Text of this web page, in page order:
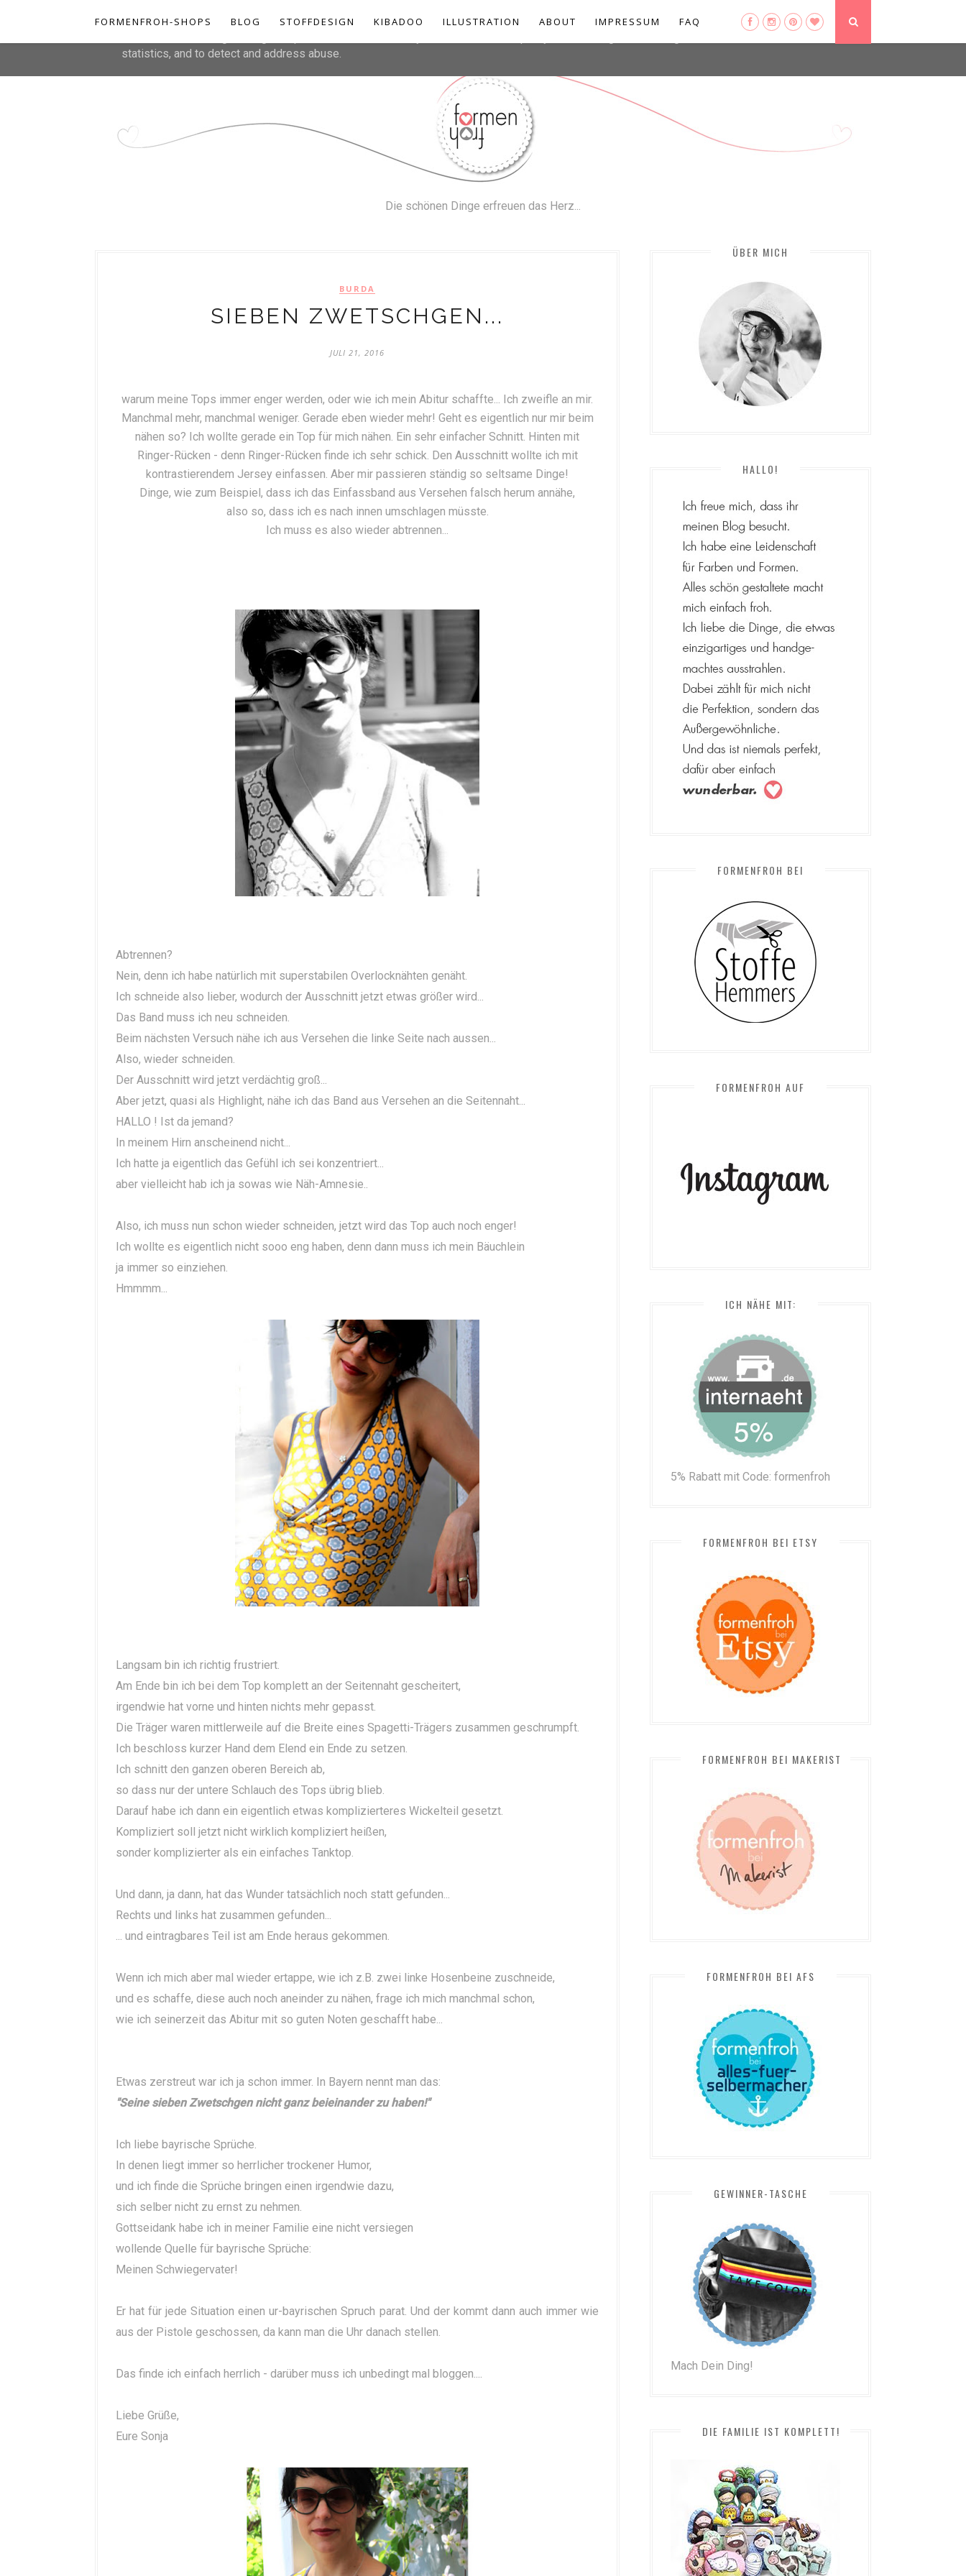
FORMENFROH-SHOPS BLOG STOFFDESIGN KIBADOO ILLUSTRATION ABOUT IMPRESSUM FAQ
Die schönen Dinge erfreuen das Herz...
BURDA
SIEBEN ZWETSCHGEN...
JULI 21, 2016
warum meine Tops immer enger werden, oder wie ich mein Abitur schaffte... Ich zweifle an mir.
Manchmal mehr, manchmal weniger. Gerade eben wieder mehr! Geht es eigentlich nur mir beim
nähen so? Ich wollte gerade ein Top für mich nähen. Ein sehr einfacher Schnitt. Hinten mit
Ringer-Rücken - denn Ringer-Rücken finde ich sehr schick. Den Ausschnitt wollte ich mit
kontrastierendem Jersey einfassen. Aber mir passieren ständig so seltsame Dinge!
Dinge, wie zum Beispiel, dass ich das Einfassband aus Versehen falsch herum annähe,
also so, dass ich es nach innen umschlagen müsste.
Ich muss es also wieder abtrennen...
Abtrennen?
Nein, denn ich habe natürlich mit superstabilen Overlocknähten genäht.
Ich schneide also lieber, wodurch der Ausschnitt jetzt etwas größer wird...
Das Band muss ich neu schneiden.
Beim nächsten Versuch nähe ich aus Versehen die linke Seite nach aussen...
Also, wieder schneiden.
Der Ausschnitt wird jetzt verdächtig groß...
Aber jetzt, quasi als Highlight, nähe ich das Band aus Versehen an die Seitennaht...
HALLO ! Ist da jemand?
In meinem Hirn anscheinend nicht...
Ich hatte ja eigentlich das Gefühl ich sei konzentriert...
aber vielleicht hab ich ja sowas wie Näh-Amnesie..
Also, ich muss nun schon wieder schneiden, jetzt wird das Top auch noch enger!
Ich wollte es eigentlich nicht sooo eng haben, denn dann muss ich mein Bäuchlein
ja immer so einziehen.
Hmmmm...
Langsam bin ich richtig frustriert.
Am Ende bin ich bei dem Top komplett an der Seitennaht gescheitert,
irgendwie hat vorne und hinten nichts mehr gepasst.
Die Träger waren mittlerweile auf die Breite eines Spagetti-Trägers zusammen geschrumpft.
Ich beschloss kurzer Hand dem Elend ein Ende zu setzen.
Ich schnitt den ganzen oberen Bereich ab,
so dass nur der untere Schlauch des Tops übrig blieb.
Darauf habe ich dann ein eigentlich etwas komplizierteres Wickelteil gesetzt.
Kompliziert soll jetzt nicht wirklich kompliziert heißen,
sonder komplizierter als ein einfaches Tanktop.
Und dann, ja dann, hat das Wunder tatsächlich noch statt gefunden...
Rechts und links hat zusammen gefunden...
... und eintragbares Teil ist am Ende heraus gekommen.
Wenn ich mich aber mal wieder ertappe, wie ich z.B. zwei linke Hosenbeine zuschneide,
und es schaffe, diese auch noch aneinder zu nähen, frage ich mich manchmal schon,
wie ich seinerzeit das Abitur mit so guten Noten geschafft habe...
Etwas zerstreut war ich ja schon immer. In Bayern nennt man das:
"Seine sieben Zwetschgen nicht ganz beieinander zu haben!"
Ich liebe bayrische Sprüche.
In denen liegt immer so herrlicher trockener Humor,
und ich finde die Sprüche bringen einen irgendwie dazu,
sich selber nicht zu ernst zu nehmen.
Gottseidank habe ich in meiner Familie eine nicht versiegen
wollende Quelle für bayrische Sprüche:
Meinen Schwiegervater!
Er hat für jede Situation einen ur-bayrischen Spruch parat. Und der kommt dann auch immer wie
aus der Pistole geschossen, da kann man die Uhr danach stellen.
Das finde ich einfach herrlich - darüber muss ich unbedingt mal bloggen....
Liebe Grüße,
Eure Sonja
ÜBER MICH
HALLO!
FORMENFROH BEI
FORMENFROH AUF
ICH NÄHE MIT:
5% Rabatt mit Code: formenfroh
FORMENFROH BEI ETSY
FORMENFROH BEI MAKERIST
FORMENFROH BEI AFS
GEWINNER-TASCHE
Mach Dein Ding!
DIE FAMILIE IST KOMPLETT!
This site uses cookies from Google to deliver its services and to analyze traffic. Your IP address and user-agent
statistics, and to detect and address abuse.